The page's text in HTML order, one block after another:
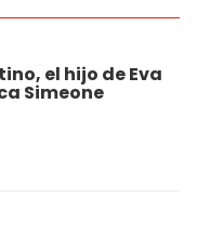
el hijo de Eva
Simeone